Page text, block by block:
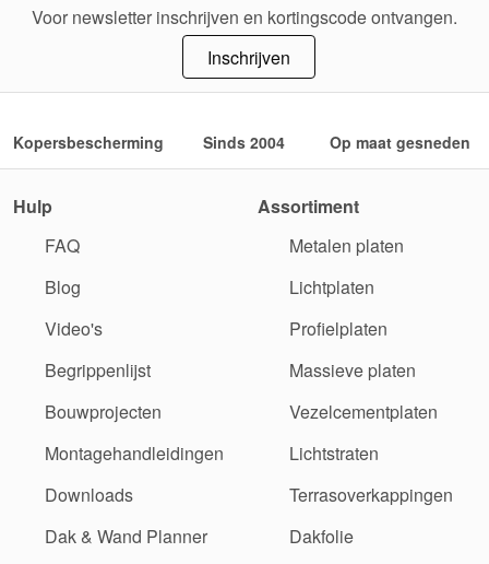
Voor newsletter inschrijven en kortingscode ontvangen.
Inschrijven
Kopersbescherming Sinds 2004 Op maat gesneden
Hulp
FAQ
Blog
Video's
Begrippenlijst
Bouwprojecten
Montagehandleidingen
Downloads
Dak & Wand Planner
Assortiment
Metalen platen
Lichtplaten
Profielplaten
Massieve platen
Vezelcementplaten
Lichtstraten
Terrasoverkappingen
Dakfolie